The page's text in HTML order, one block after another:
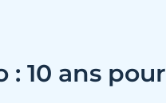
10 ans pour